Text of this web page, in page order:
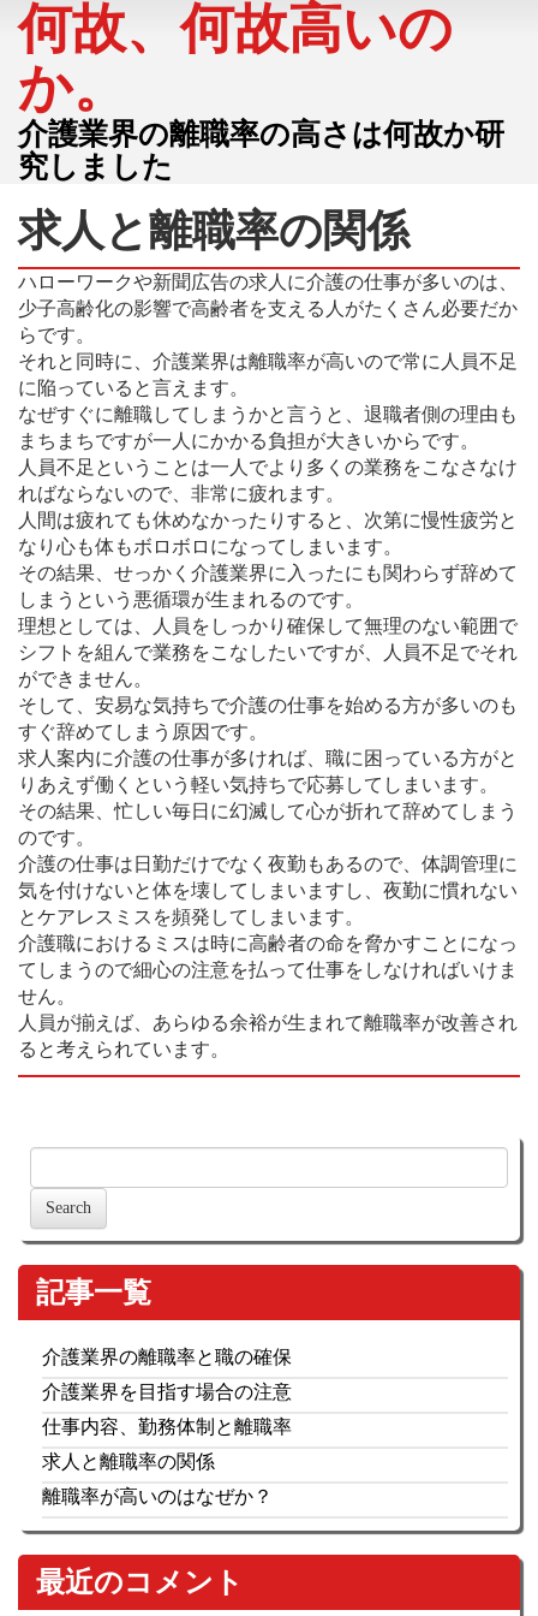
何故、何故高いの
か。
介護業界の離職率の高さは何故か研
究しました
求人と離職率の関係
ハローワークや新聞広告の求人に介護の仕事が多いのは、
少子高齢化の影響で高齢者を支える人がたくさん必要だか
らです。
それと同時に、介護業界は離職率が高いので常に人員不足
に陥っていると言えます。
なぜすぐに離職してしまうかと言うと、退職者側の理由も
まちまちですが一人にかかる負担が大きいからです。
人員不足ということは一人でより多くの業務をこなさなけ
ればならないので、非常に疲れます。
人間は疲れても休めなかったりすると、次第に慢性疲労と
なり心も体もボロボロになってしまいます。
その結果、せっかく介護業界に入ったにも関わらず辞めて
しまうという悪循環が生まれるのです。
理想としては、人員をしっかり確保して無理のない範囲で
シフトを組んで業務をこなしたいですが、人員不足でそれ
ができません。
そして、安易な気持ちで介護の仕事を始める方が多いのも
すぐ辞めてしまう原因です。
求人案内に介護の仕事が多ければ、職に困っている方がと
りあえず働くという軽い気持ちで応募してしまいます。
その結果、忙しい毎日に幻滅して心が折れて辞めてしまう
のです。
介護の仕事は日勤だけでなく夜勤もあるので、体調管理に
気を付けないと体を壊してしまいますし、夜勤に慣れない
とケアレスミスを頻発してしまいます。
介護職におけるミスは時に高齢者の命を脅かすことになっ
てしまうので細心の注意を払って仕事をしなければいけま
せん。
人員が揃えば、あらゆる余裕が生まれて離職率が改善され
ると考えられています。
記事一覧
介護業界の離職率と職の確保
介護業界を目指す場合の注意
仕事内容、勤務体制と離職率
求人と離職率の関係
離職率が高いのはなぜか？
最近のコメント